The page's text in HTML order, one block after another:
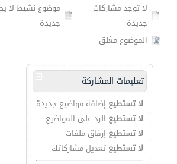
لا توجد مشاركات
جديدة
موضوع نشيط لا
جديدة
الموضوع مغلق
تعليمات المشاركة
لا تستطيع إضافة مواضيع جديدة
لا تستطيع الرد على المواضيع
لا تستطيع إرفاق ملفات
لا تستطيع تعديل مشاركاتك